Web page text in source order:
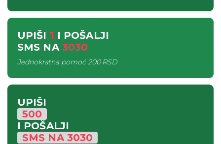
UPIŠI 1 I POŠALJI
SMS NA 3030
Jednokratna pomoć200 RSD
UPIŠI
500
I POŠALJI
SMS NA3030